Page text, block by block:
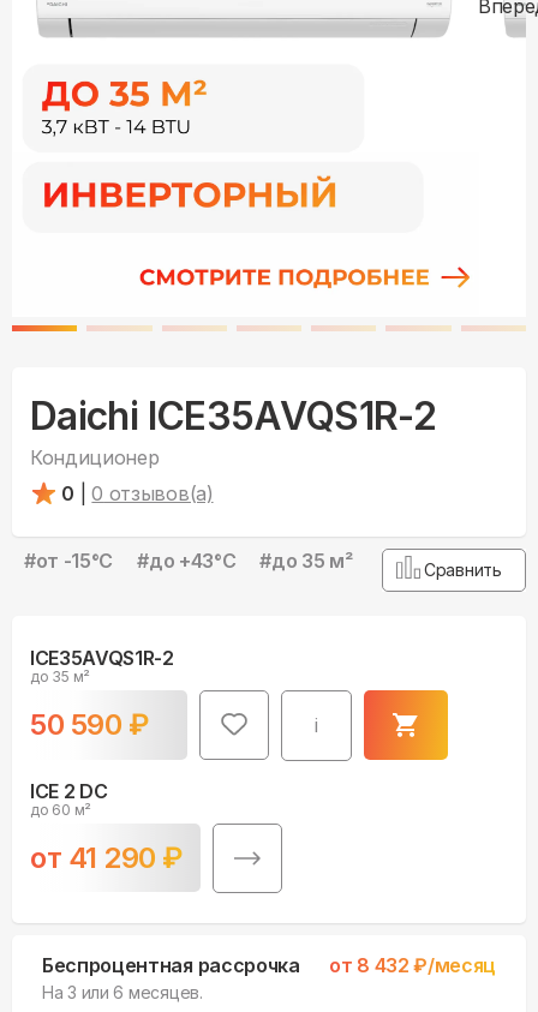
Daichi ICE35AVQS1R-2
Кондиционер
0
0 отзывов(а)
#от -15°С #до +43°С #до 35 м² Сравнить
ICE35AVQS1R-2
до 35 м²
50 590 ₽ i
ICE 2 DC
до 60 м²
от 41 290 ₽
Беспроцентная рассрочка от 8 432 ₽/месяц
На 3 или 6 месяцев.